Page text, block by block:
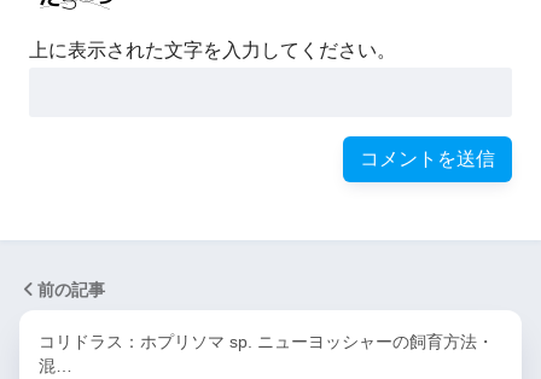
上に表示された文字を入力してください。
前の記事
コリドラス：ホプリソマ sp. ニューヨッシャーの飼育方法・
混…